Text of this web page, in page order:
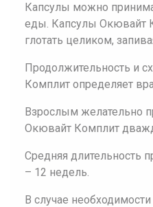
Капсулы можно
еды. Капсулы Окювайт
глотать целиком,
Продолжительность и
Комплит определяет
Взрослым желательно
Окювайт Комплит
Средняя длительность
– 12 недель.
В случае